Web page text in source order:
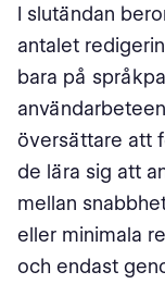
I slutändan
antalet
bara på
översättare att
de lära sig att
mellan
eller minimala
och endast